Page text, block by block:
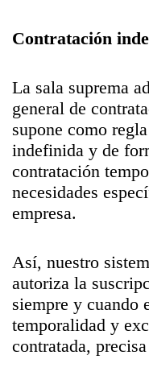
Contratación
La sala suprema
general de
supone como
indefinida y de
contratación
necesidades
empresa.
Así, nuestro
autoriza la
siempre y cuando
temporalidad y
contratada,